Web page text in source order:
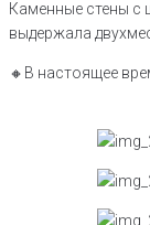
Каменные стены с
выдержала
🔸️В настоящее